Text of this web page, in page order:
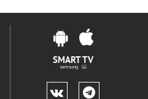
SMART TV
samsung LG